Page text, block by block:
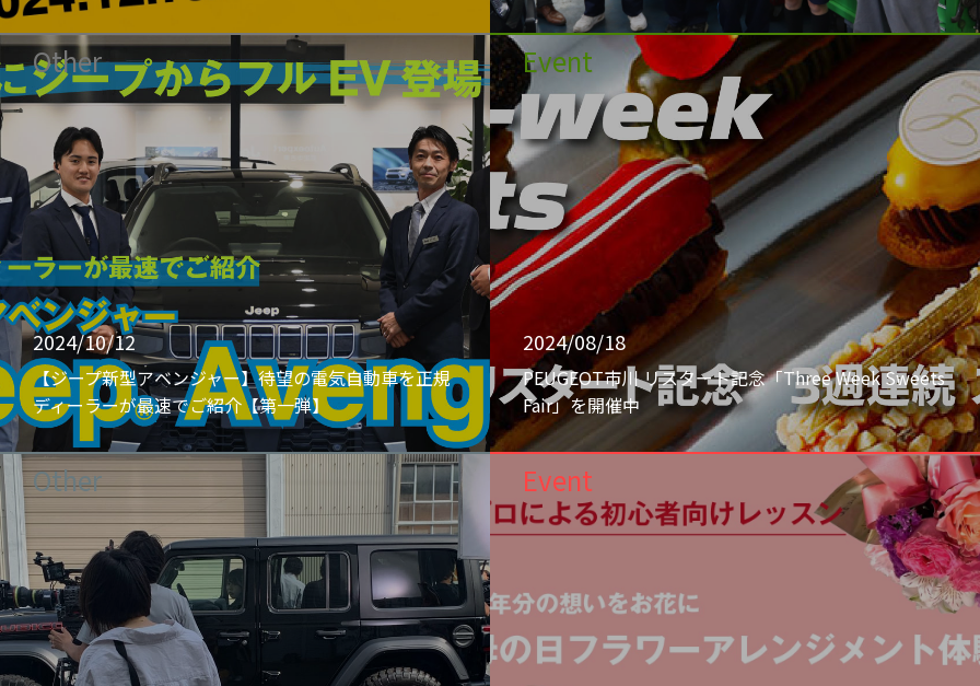
Other
2024/10/12
【ジープ新型アベンジャー】待望の電気自動車を正規
ディーラーが最速でご紹介【第一弾】
Event
2024/08/18
PEUGEOT市川 リスタート記念「Three Week Sweets
Fair」を開催中
Other Event